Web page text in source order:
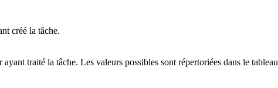
créé la tâche.
traité la tâche. Les valeurs possibles sont répertoriées dans le tableau